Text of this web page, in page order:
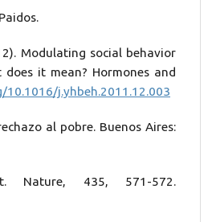
Modulating social behavior
it mean? Hormones and
j.yhbeh.2011.12.003
al pobre. Buenos Aires:
Nature, 435, 571-572.